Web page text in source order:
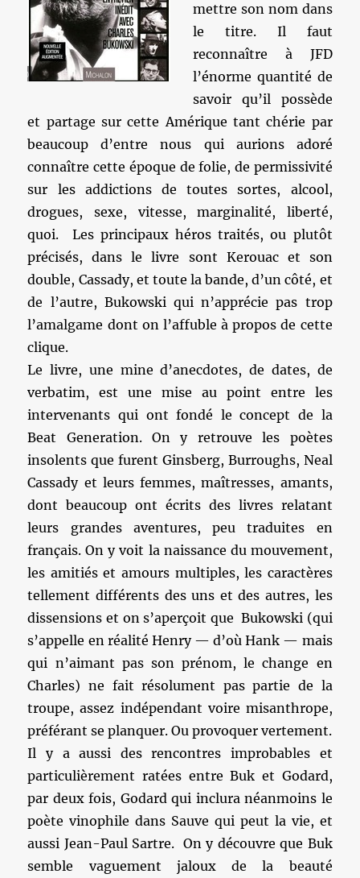
mettre son nom dans
le titre. Il faut
reconnaître à JFD
l’énorme quantité de
savoir qu’il possède
et partage sur cette Amérique tant chérie par
beaucoup d’entre nous qui aurions adoré
connaître cette époque de folie, de permissivité
sur les addictions de toutes sortes, alcool,
drogues, sexe, vitesse, marginalité, liberté,
quoi. Les principaux héros traités, ou plutôt
précisés, dans le livre sont Kerouac et son
double, Cassady, et toute la bande, d’un côté, et
de l’autre, Bukowski qui n’apprécie pas trop
l’amalgame dont on l’affuble à propos de cette
clique.
Le livre, une mine d’anecdotes, de dates, de
verbatim, est une mise au point entre les
intervenants qui ont fondé le concept de la
Beat Generation. On y retrouve les poètes
insolents que furent Ginsberg, Burroughs, Neal
Cassady et leurs femmes, maîtresses, amants,
dont beaucoup ont écrits des livres relatant
leurs grandes aventures, peu traduites en
français. On y voit la naissance du mouvement,
les amitiés et amours multiples, les caractères
tellement différents des uns et des autres, les
dissensions et on s’aperçoit que Bukowski (qui
s’appelle en réalité Henry — d’où Hank — mais
qui n’aimant pas son prénom, le change en
Charles) ne fait résolument pas partie de la
troupe, assez indépendant voire misanthrope,
préférant se planquer. Ou provoquer vertement.
Il y a aussi des rencontres improbables et
particulièrement ratées entre Buk et Godard,
par deux fois, Godard qui inclura néanmoins le
poète vinophile dans Sauve qui peut la vie, et
aussi Jean-Paul Sartre. On y découvre que Buk
semble vaguement jaloux de la beauté